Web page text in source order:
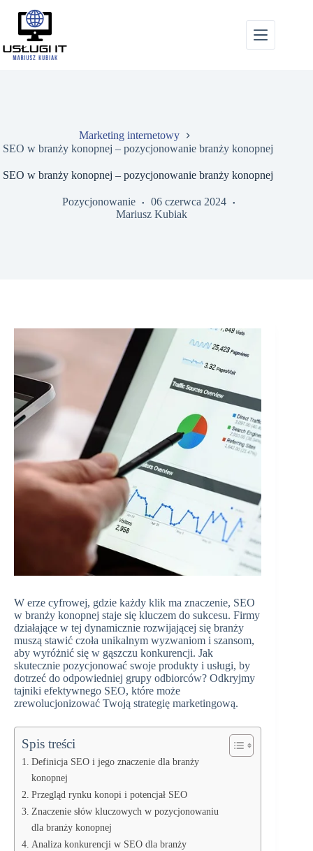
treści
Marketing internetowy
SEO w branży konopnej – pozycjonowanie branży konopnej
SEO w branży konopnej – pozycjonowanie branży konopnej
Pozycjonowanie
06 czerwca 2024
Mariusz Kubiak
W erze cyfrowej, gdzie każdy klik ma znaczenie, SEO
w branży konopnej staje się kluczem do sukcesu. Firmy
działające w tej dynamicznie rozwijającej się branży
muszą stawić czoła unikalnym wyzwaniom i szansom,
aby wyróżnić się w gąszczu konkurencji. Jak
skutecznie pozycjonować swoje produkty i usługi, by
dotrzeć do odpowiedniej grupy odbiorców? Odkryjmy
tajniki efektywnego SEO, które może
zrewolucjonizować Twoją strategię marketingową.
Spis treści
Definicja SEO i jego znaczenie dla branży
konopnej
Przegląd rynku konopi i potencjał SEO
Znaczenie słów kluczowych w pozycjonowaniu
dla branży konopnej
Analiza konkurencji w SEO dla branży